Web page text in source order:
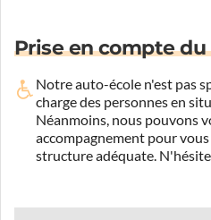
Prise en compte
Notre auto-école n'est pas
charge des personnes en
Néanmoins, nous pouvons
accompagnement pour
structure adéquate.